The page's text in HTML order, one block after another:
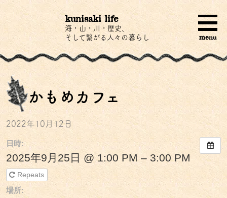
kunisaki life
海・山・川・歴史、
そして繋がる人々の暮らし
menu
かもめカフェ
2022年10月12日
日時:
2025年9月25日 @ 1:00 PM – 3:00 PM
Repeats
場所: